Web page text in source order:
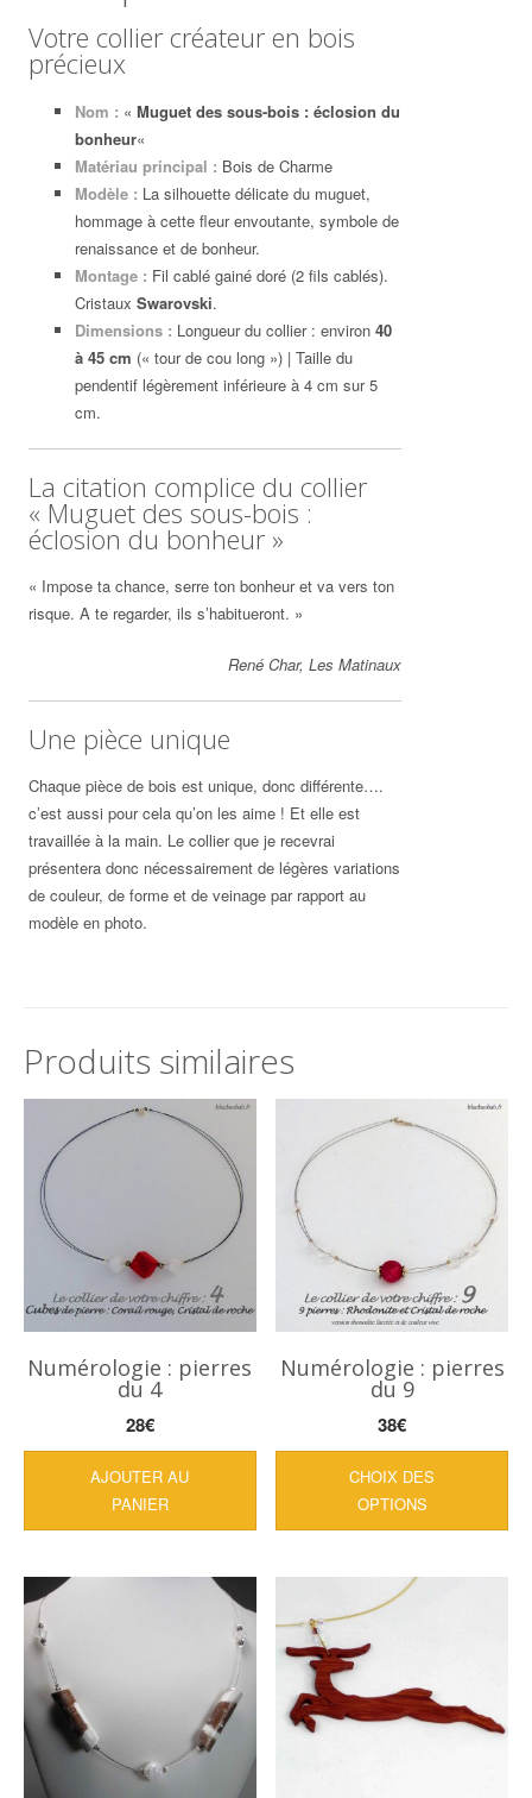
Votre collier créateur en bois
précieux
Nom : «Muguet des sous-bois : éclosion du
bonheur«
Matériau principal : Bois de Charme
Modèle : La silhouette délicate du muguet,
hommage à cette fleur envoutante, symbole de
renaissance et de bonheur.
Montage : Fil cablé gainé doré (2 fils cablés).
CristauxSwarovski.
Dimensions : Longueur du collier : environ40
à 45 cm (« tour de cou long ») | Taille du
pendentif légèrement inférieure à 4 cm sur 5
cm.
La citation complice du collier
« Muguet des sous-bois :
éclosion du bonheur »
« Impose ta chance, serre ton bonheur et va vers ton
risque. A te regarder, ils s’habitueront. »
René Char, Les Matinaux
Une pièce unique
Chaque pièce de bois est unique, donc différente….
c’est aussi pour cela qu’on les aime ! Et elle est
travaillée à la main. Le collier que je recevrai
présentera donc nécessairement de légères variations
de couleur, de forme et de veinage par rapport au
modèle en photo.
Produits similaires
Numérologie : pierres
du 4
28€
AJOUTER AU
PANIER
Numérologie : pierres
du 9
38€
CHOIX DES
OPTIONS
Ce
sur